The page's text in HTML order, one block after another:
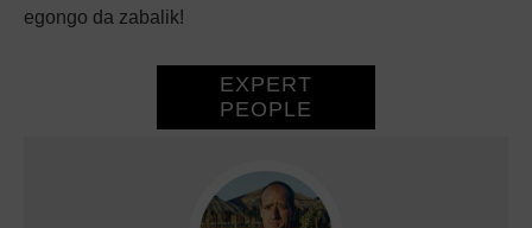
egongo da zabalik!
EXPERT
PEOPLE